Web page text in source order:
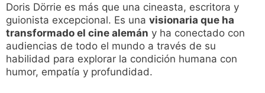
Doris Dörrie es más que una cineasta, escritora y
guionista excepcional. Es una visionaria que ha
transformado el cine alemán y ha conectado con
audiencias de todo el mundo a través de su
habilidad para explorar la condición humana con
humor, empatía y profundidad.